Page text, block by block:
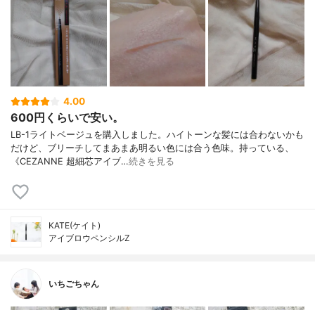
4.00
600円くらいで安い。
LB-1ライトベージュを購入しました。ハイトーンな髪には合わないかも
だけど、ブリーチしてまあまあ明るい色には合う色味。持っている、
《CEZANNE 超細芯アイブ…続きを見る
KATE(ケイト)
アイブロウペンシルZ
いちごちゃん